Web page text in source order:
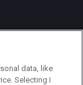
data, like
Selecting I